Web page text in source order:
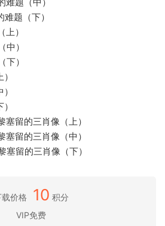
题（下）
）
）
）
留的三肖像（上）
留的三肖像（中）
留的三肖像（下）
载价格 10 积分
VIP免费